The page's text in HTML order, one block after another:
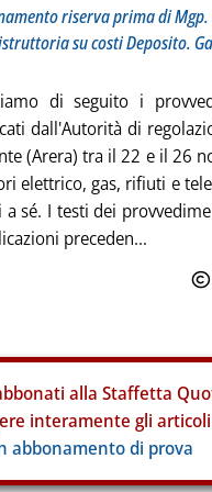
riserva prima di
su costi Deposito.
di seguito i
dall'Autorità di
(Arera) tra il 22 e il 26
elettrico, gas, rifiuti e
a sé. I testi dei
preceden...
alla Staffetta
interamente gli
abbonamento di prova